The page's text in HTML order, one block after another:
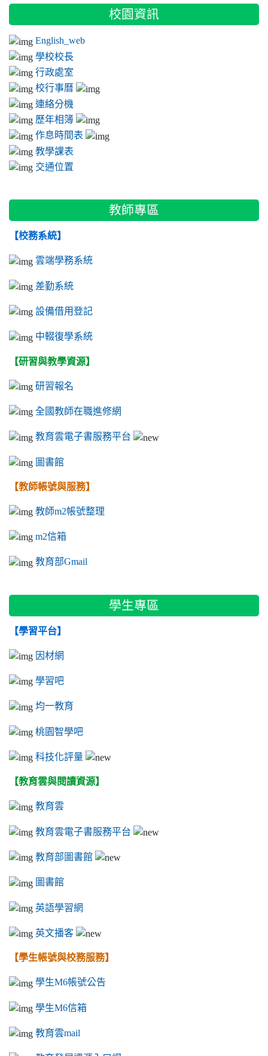
::: 校園資訊
English_web
學校校長
行政處室
校行事曆
連絡分機
歷年相簿
作息時間表
教學課表
交通位置
教師專區
【校務系統】
雲端學務系統
差勤系統
設備借用登記
中輟復學系統
【研習與教學資源】
研習報名
全國教師在職進修網
教育雲電子書服務平台
圖書館
【教師帳號與服務】
教師m2帳號整理
m2信箱
教育部Gmail
學生專區
【學習平台】
因材網
學習吧
均一教育
桃園智學吧
科技化評量
【教育雲與閱讀資源】
教育雲
教育雲電子書服務平台
教育部圖書館
圖書館
英語學習網
英文播客
【學生帳號與校務服務】
學生M6帳號公告
學生M6信箱
教育雲mail